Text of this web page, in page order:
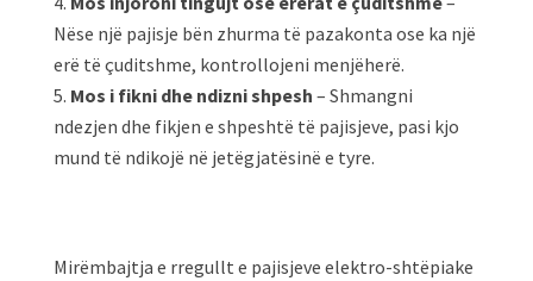
Nëse një pajisje bën zhurma të pazakonta ose ka një
erë të çuditshme, kontrollojeni menjëherë.
Mos i fikni dhe ndizni shpesh – Shmangni
ndezjen dhe fikjen e shpeshtë të pajisjeve, pasi kjo
mund të ndikojë në jetëgjatësinë e tyre.
Mirëmbajtja e rregullt e pajisjeve elektro-shtëpiake